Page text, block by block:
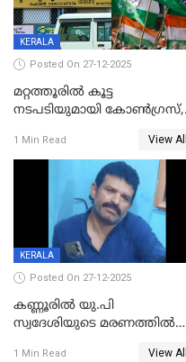
KERALA
Posted On 27-12-2025
മറ്റത്തൂരിൽ കൂട്ട
നടപടിയുമായി കോണ്‍ഗ്രസ്,
എട്ട് പേര്‍ ഉള്‍പ്പെടെ
പത്തുപേരെ പുറത്താക്കി,
ചൊവ്വന്നൂരിലും നടപടി
1 Min Read View All
KERALA
Posted On 27-12-2025
കണ്ണൂരിൽ യു.പി
സ്വദേശിയുടെ മരണത്തിൽ
1 Min Read View All